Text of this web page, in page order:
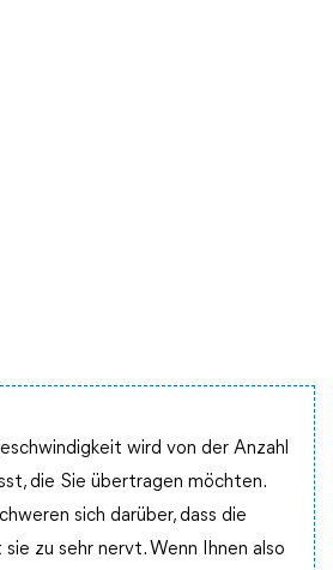
wird von der Anzahl
die Sie übertragen möchten.
sich darüber, dass die
zu sehr nervt. Wenn Ihnen also